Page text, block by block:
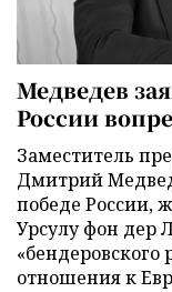
Медведев
России
Заместитель
Дмитрий
победе России,
Урсулу фон дер
«бендеровского
отношения к